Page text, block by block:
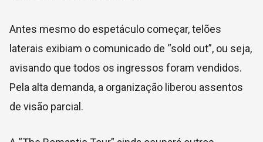
Antes mesmo do espetáculo começar, telões
laterais exibiam o comunicado de “sold out”, ou seja,
avisando que todos os ingressos foram vendidos.
Pela alta demanda, a organização liberou assentos
de visão parcial.